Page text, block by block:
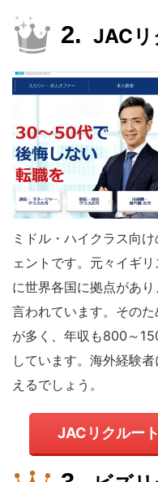
JACリ
ミドル・ハイクラス向
ェントです。元々イギ
に世界各国に拠点があ
言われています。その
が多く、年収も800～
しています。海外経験
えるでしょう。
JACリクルー